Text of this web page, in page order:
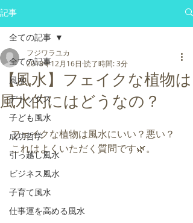
記事
全ての記事
風水
デトックス
子ども風水
成功哲学
引っ越し風水
ビジネス風水
子育て風水
仕事運を高める風水
全ての記事
【風水】フェイクな植物は
風水的にはどうなの？
フジワラユカ
2018年12月16日 読了時間: 3分
フェイクな植物は風水にいい？悪い？
これはよくいただく質問です🌿。